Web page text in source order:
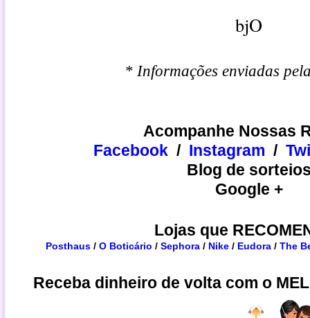
bjO
* Informações enviadas
Acompanhe Nossas
Facebook / Instagram /
Blog de
Google +
Lojas que
Posthaus /O Boticário / Sephora / Nike / Eudora /The
Receba dinheiro de volta com o